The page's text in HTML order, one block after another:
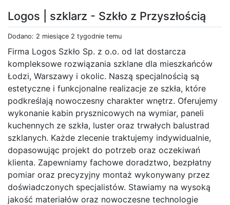
Logos | szklarz - Szkło z Przyszłością
Dodano: 2 miesiące 2 tygodnie temu
Firma Logos Szkło Sp. z o.o. od lat dostarcza
kompleksowe rozwiązania szklane dla mieszkańców
Łodzi, Warszawy i okolic. Naszą specjalnością są
estetyczne i funkcjonalne realizacje ze szkła, które
podkreślają nowoczesny charakter wnętrz. Oferujemy
wykonanie kabin prysznicowych na wymiar, paneli
kuchennych ze szkła, luster oraz trwałych balustrad
szklanych. Każde zlecenie traktujemy indywidualnie,
dopasowując projekt do potrzeb oraz oczekiwań
klienta. Zapewniamy fachowe doradztwo, bezpłatny
pomiar oraz precyzyjny montaż wykonywany przez
doświadczonych specjalistów. Stawiamy na wysoką
jakość materiałów oraz nowoczesne technologie